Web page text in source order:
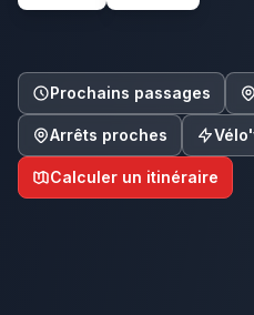
Prochains passages
Arrêts proches
Calculer un itinéraire